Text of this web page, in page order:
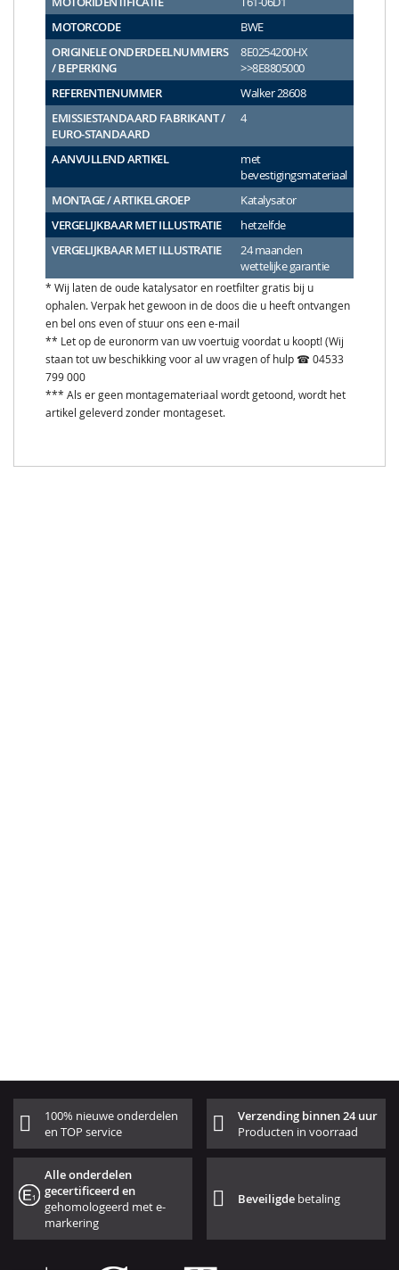
MOTORCODE
BWE
ORIGINELE ONDERDEELNUMMERS
/ BEPERKING
8E0254200HX
>>8E8805000
REFERENTIENUMMER
Walker 28608
EMISSIESTANDAARD FABRIKANT /
EURO-STANDAARD
4
AANVULLEND ARTIKEL
met
bevestigingsmateriaal
MONTAGE / ARTIKELGROEP
Katalysator
VERGELIJKBAAR MET ILLUSTRATIE
hetzelfde
VERGELIJKBAAR MET ILLUSTRATIE
24 maanden
wettelijke garantie
* Wij laten de oude katalysator en roetfilter gratis bij u
ophalen. Verpak het gewoon in de doos die u heeft ontvangen
en bel ons even of stuur ons een e-mail
** Let op de euronorm van uw voertuig voordat u koopt! (Wij
staan tot uw beschikking voor al uw vragen of hulp ☎ 04533
799 000
*** Als er geen montagemateriaal wordt getoond, wordt het
artikel geleverd zonder montageset.
100% nieuwe onderdelen
en TOP service
Verzending binnen 24 uur
Producten in voorraad
Alle onderdelen
gecertificeerd en
gehomologeerd met e-
markering
Beveiligde betaling